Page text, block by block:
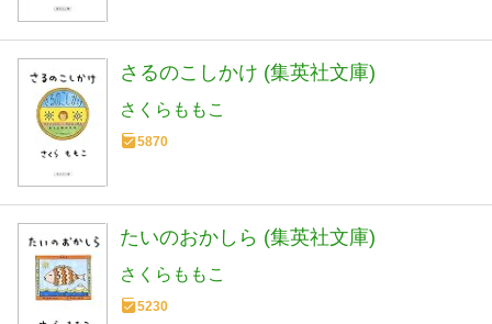
さるのこしかけ (集英社文庫)
さくらももこ
5870
たいのおかしら (集英社文庫)
さくらももこ
5230